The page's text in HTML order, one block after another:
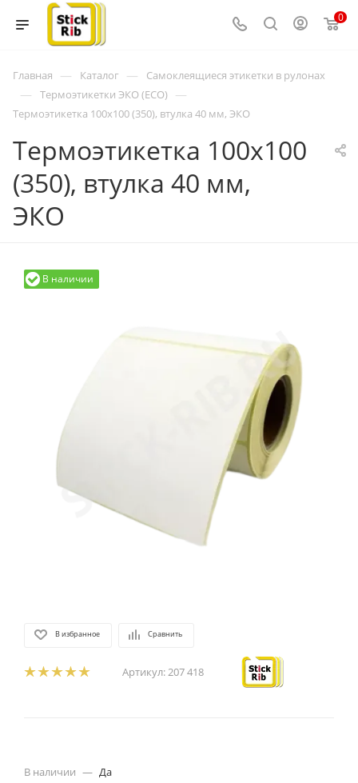
0
Главная — Каталог — Самоклеящиеся этикетки в рулонах
— Термоэтикетки ЭКО (ECO) —
Термоэтикетка 100x100 (350), втулка 40 мм, ЭКО
Термоэтикетка 100x100
(350), втулка 40 мм,
ЭКО
В наличии
В избранное Сравнить
Артикул:207 418
В наличии — Да